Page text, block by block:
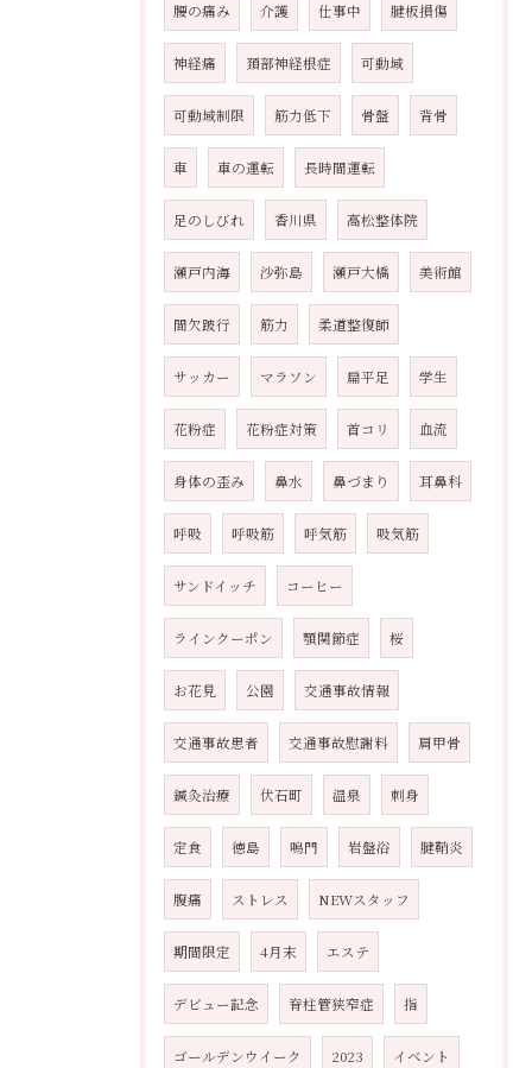
腰の痛み 介護 仕事中 腱板損傷
神経痛 頚部神経根症 可動域
可動域制限 筋力低下 骨盤 背骨
車 車の運転 長時間運転
足のしびれ 香川県 高松整体院
瀬戸内海 沙弥島 瀬戸大橋 美術館
間欠跛行 筋力 柔道整復師
サッカー マラソン 扁平足 学生
花粉症 花粉症対策 首コリ 血流
身体の歪み 鼻水 鼻づまり 耳鼻科
呼吸 呼吸筋 呼気筋 吸気筋
サンドイッチ コーヒー
ラインクーポン 顎関節症 桜
お花見 公園 交通事故情報
交通事故患者 交通事故慰謝料 肩甲骨
鍼灸治療 伏石町 温泉 刺身
定食 徳島 鳴門 岩盤浴 腱鞘炎
腹痛 ストレス NEWスタッフ
期間限定 4月末 エステ
デビュー記念 脊柱管狭窄症 指
ゴールデンウイーク 2023 イベント